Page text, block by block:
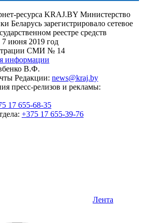
ресурса KRAJ.BY Министерство
Беларусь зарегистрировало сетевое
реестре средств
июня 2019 год
СМИ № 14
информации
В.Ф.
Редакции: news@kraj.by
пресс-релизов и рекламы:
17 655-68-35
+375 17 655-39-76
Лента